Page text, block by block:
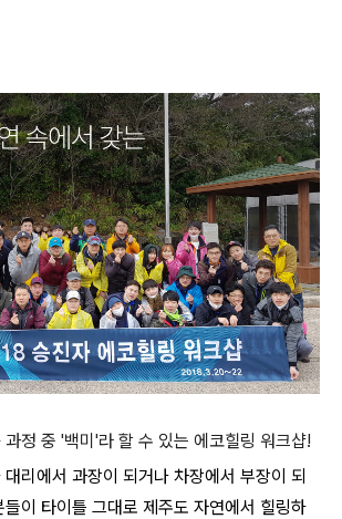
정 중 '백미'라 할 수 있는 에코힐링 워크샵!
대리에서 과장이 되거나 차장에서 부장이 되
이 타이틀 그대로 제주도 자연에서 힐링하